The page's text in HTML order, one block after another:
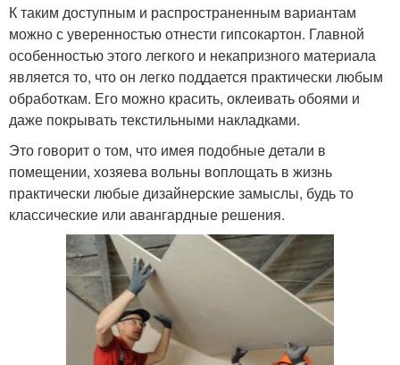
К таким доступным и распространенным вариантам
можно с уверенностью отнести гипсокартон. Главной
особенностью этого легкого и некапризного материала
является то, что он легко поддается практически любым
обработкам. Его можно красить, оклеивать обоями и
даже покрывать текстильными накладками.
Это говорит о том, что имея подобные детали в
помещении, хозяева вольны воплощать в жизнь
практически любые дизайнерские замыслы, будь то
классические или авангардные решения.